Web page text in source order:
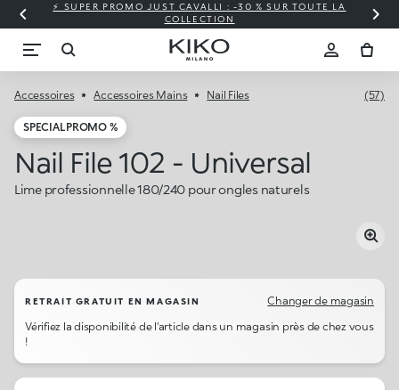
⚡ SUPER PROMO JUST CAVALLI : -30 % SUR TOUTE LA
COLLECTION
Accessoires Accessoires Mains Nail Files (57)
SPECIAL PROMO %
Nail File 102 - Universal
Lime professionnelle 180/240 pour ongles naturels
RETRAIT GRATUIT EN MAGASIN
Changer de magasin
Vérifiez la disponibilité de l'article dans un magasin près de chez vous
!